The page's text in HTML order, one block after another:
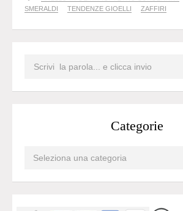
SMERALDI
TENDENZE GIOELLI ZAFFIRI
Categorie